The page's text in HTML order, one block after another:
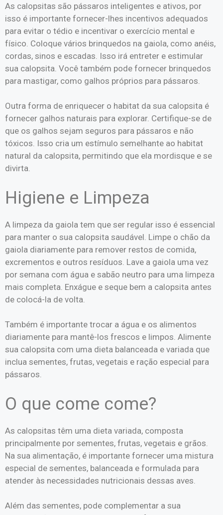
As calopsitas são pássaros inteligentes e ativos, por
isso é importante fornecer-lhes incentivos adequados
para evitar o tédio e incentivar o exercício mental e
físico. Coloque vários brinquedos na gaiola, como anéis,
cordas, sinos e escadas. Isso irá entreter e estimular
sua calopsita. Você também pode fornecer brinquedos
para mastigar, como galhos próprios para pássaros.
Outra forma de enriquecer o habitat da sua calopsita é
fornecer galhos naturais para explorar. Certifique-se de
que os galhos sejam seguros para pássaros e não
tóxicos. Isso cria um estímulo semelhante ao habitat
natural da calopsita, permitindo que ela mordisque e se
divirta.
Higiene e Limpeza
A limpeza da gaiola tem que ser regular isso é essencial
para manter o sua calopsita saudável. Limpe o chão da
gaiola diariamente para remover restos de comida,
excrementos e outros resíduos. Lave a gaiola uma vez
por semana com água e sabão neutro para uma limpeza
mais completa. Enxágue e seque bem a calopsita antes
de colocá-la de volta.
Também é importante trocar a água e os alimentos
diariamente para mantê-los frescos e limpos. Alimente
sua calopsita com uma dieta balanceada e variada que
inclua sementes, frutas, vegetais e ração especial para
pássaros.
O que come come?
As calopsitas têm uma dieta variada, composta
principalmente por sementes, frutas, vegetais e grãos.
Na sua alimentação, é importante fornecer uma mistura
especial de sementes, balanceada e formulada para
atender às necessidades nutricionais dessas aves.
Além das sementes, pode complementar a sua